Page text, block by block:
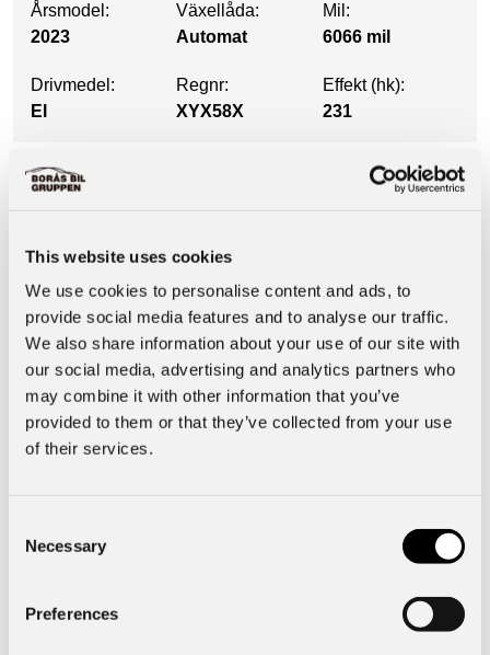
This website uses cookies
We use cookies to personalise content and ads, to
provide social media features and to analyse our traffic.
We also share information about your use of our site with
our social media, advertising and analytics partners who
may combine it with other information that you’ve
provided to them or that they’ve collected from your use
of their services.
Selection
Necessary
Preferences
Årsmodel:
2023
Växellåda:
Automat
Mil:
6066 mil
Drivmedel:
El
Regnr:
XYX58X
Effekt (hk):
231
Motor & Prestanda
Interiör
Funktioner